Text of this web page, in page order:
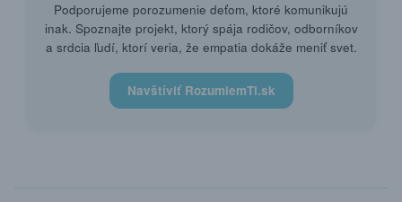
Podporujeme porozumenie deťom, ktoré komunikujú
inak. Spoznajte projekt, ktorý spája rodičov, odborníkov
a srdcia ľudí, ktorí veria, že empatia dokáže meniť svet.
Navštíviť RozumiemTi.sk